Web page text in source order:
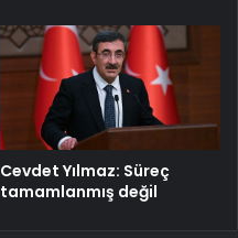
Cevdet Yılmaz: Süreç
tamamlanmış değil